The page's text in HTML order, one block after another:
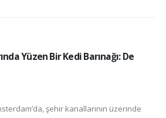
Yüzen Bir Kedi Barınağı: De
şehir kanallarının üzerinde